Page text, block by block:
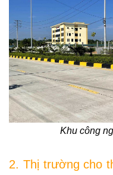
Khu công
2. Thị trường cho